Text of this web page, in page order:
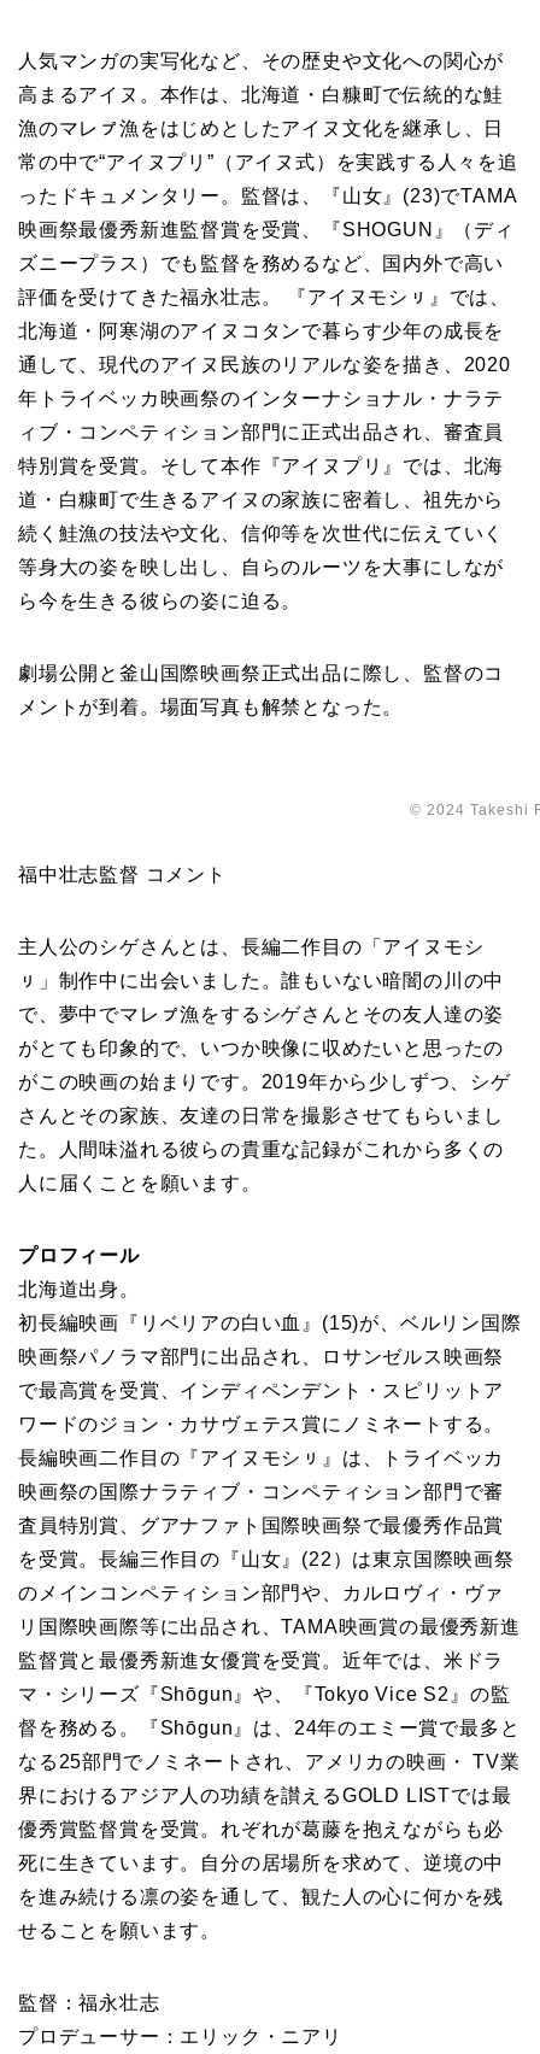
人気マンガの実写化など、その歴史や文化への関心が
高まるアイヌ。本作は、北海道・白糠町で伝統的な鮭
漁のマレㇷ゚漁をはじめとしたアイヌ文化を継承し、日
常の中で“アイヌプリ”（アイヌ式）を実践する人々を追
ったドキュメンタリー。監督は、『山女』(23)でTAMA
映画祭最優秀新進監督賞を受賞、『SHOGUN』（ディ
ズニープラス）でも監督を務めるなど、国内外で高い
評価を受けてきた福永壮志。 『アイヌモシㇼ』では、
北海道・阿寒湖のアイヌコタンで暮らす少年の成長を
通して、現代のアイヌ民族のリアルな姿を描き、2020
年トライベッカ映画祭のインターナショナル・ナラテ
ィブ・コンペティション部門に正式出品され、審査員
特別賞を受賞。そして本作『アイヌプリ』では、北海
道・白糠町で生きるアイヌの家族に密着し、祖先から
続く鮭漁の技法や文化、信仰等を次世代に伝えていく
等身大の姿を映し出し、自らのルーツを大事にしなが
ら今を生きる彼らの姿に迫る。
劇場公開と釜山国際映画祭正式出品に際し、監督のコ
メントが到着。場面写真も解禁となった。
© 2024 Takeshi
福中壮志監督 コメント
主人公のシゲさんとは、長編二作目の「アイヌモシ
ㇼ」制作中に出会いました。誰もいない暗闇の川の中
で、夢中でマレㇷ゚漁をするシゲさんとその友人達の姿
がとても印象的で、いつか映像に収めたいと思ったの
がこの映画の始まりです。2019年から少しずつ、シゲ
さんとその家族、友達の日常を撮影させてもらいまし
た。人間味溢れる彼らの貴重な記録がこれから多くの
人に届くことを願います。
プロフィール
北海道出身。
初長編映画『リベリアの白い血』(15)が、ベルリン国際
映画祭パノラマ部門に出品され、ロサンゼルス映画祭
で最高賞を受賞、インディペンデント・スピリットア
ワードのジョン・カサヴェテス賞にノミネートする。
長編映画二作目の『アイヌモシㇼ』は、トライベッカ
映画祭の国際ナラティブ・コンペティション部門で審
査員特別賞、グアナファト国際映画祭で最優秀作品賞
を受賞。長編三作目の『山女』(22）は東京国際映画祭
のメインコンペティション部門や、カルロヴィ・ヴァ
リ国際映画際等に出品され、TAMA映画賞の最優秀新進
監督賞と最優秀新進女優賞を受賞。近年では、米ドラ
マ・シリーズ『Shōgun』や、『Tokyo Vice S2』の監
督を務める。『Shōgun』は、24年のエミー賞で最多と
なる25部門でノミネートされ、アメリカの映画・TV業
界におけるアジア人の功績を讃えるGOLD LISTでは最
優秀賞監督賞を受賞。れぞれが葛藤を抱えながらも必
死に生きています。自分の居場所を求めて、逆境の中
を進み続ける凛の姿を通して、観た人の心に何かを残
せることを願います。
監督：福永壮志
プロデューサー：エリック・ニアリ